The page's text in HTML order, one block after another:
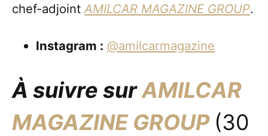
chef-adjoint AMILCAR MAGAZINE GROUP.
Instagram : @amilcarmagazine
À suivre surAMILCAR
MAGAZINE GROUP (30